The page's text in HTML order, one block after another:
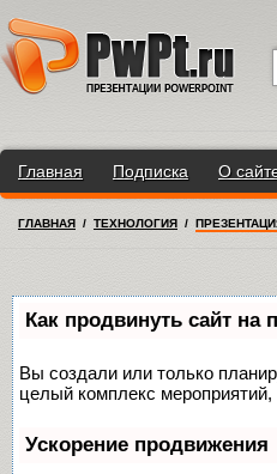
Главная Подписка О
ГЛАВНАЯ / ТЕХНОЛОГИЯ /
Как продвинуть сайт на
Вы создали или только
целый комплекс
Ускорение продвижения